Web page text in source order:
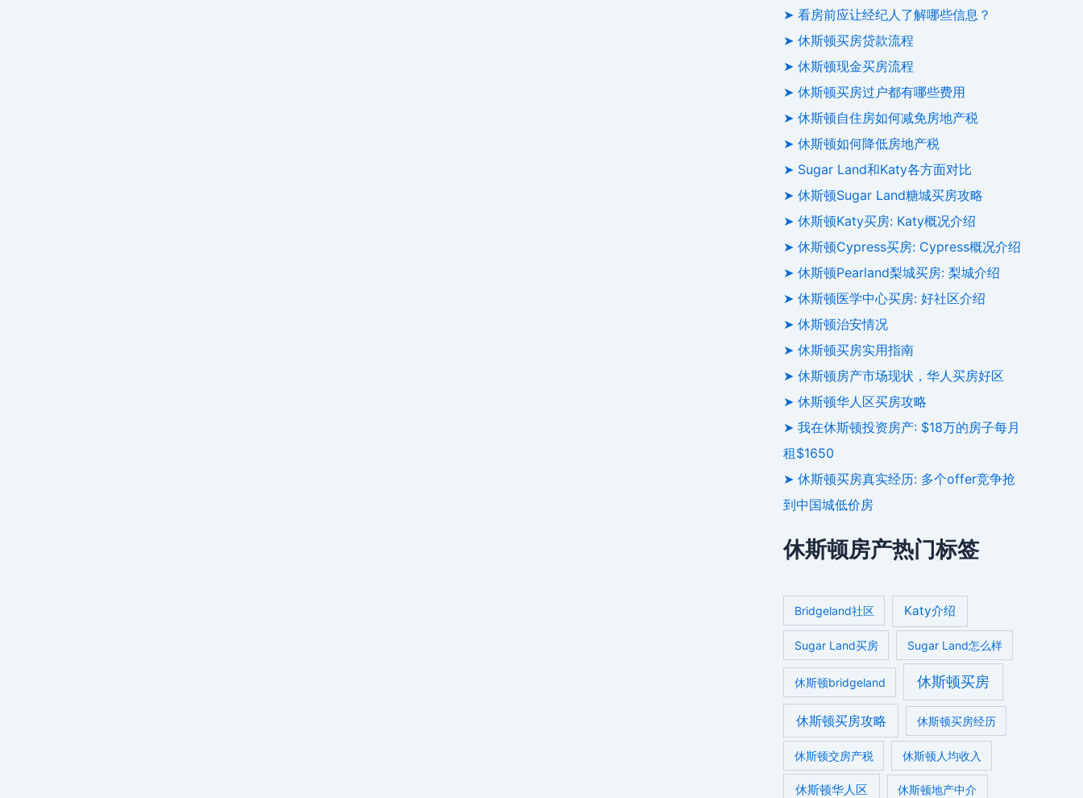
➤ 看房前应让经纪人了解哪些信息？
➤ 休斯顿买房贷款流程
➤ 休斯顿现金买房流程
➤ 休斯顿买房过户都有哪些费用
➤ 休斯顿自住房如何减免房地产税
➤ 休斯顿如何降低房地产税
➤ Sugar Land和Katy各方面对比
➤ 休斯顿Sugar Land糖城买房攻略
➤ 休斯顿Katy买房: Katy概况介绍
➤ 休斯顿Cypress买房: Cypress概况介绍
➤ 休斯顿Pearland梨城买房: 梨城介绍
➤ 休斯顿医学中心买房: 好社区介绍
➤ 休斯顿治安情况
➤ 休斯顿买房实用指南
➤ 休斯顿房产市场现状，华人买房好区
➤ 休斯顿华人区买房攻略
➤ 我在休斯顿投资房产: $18万的房子每月
租$1650
➤ 休斯顿买房真实经历: 多个offer竞争抢
到中国城低价房
休斯顿房产热门标签
Bridgeland社区 Katy介绍
Sugar Land买房 Sugar Land怎么样
休斯顿bridgeland 休斯顿买房
休斯顿买房攻略 休斯顿买房经历
休斯顿交房产税 休斯顿人均收入
休斯顿华人区 休斯顿地产中介